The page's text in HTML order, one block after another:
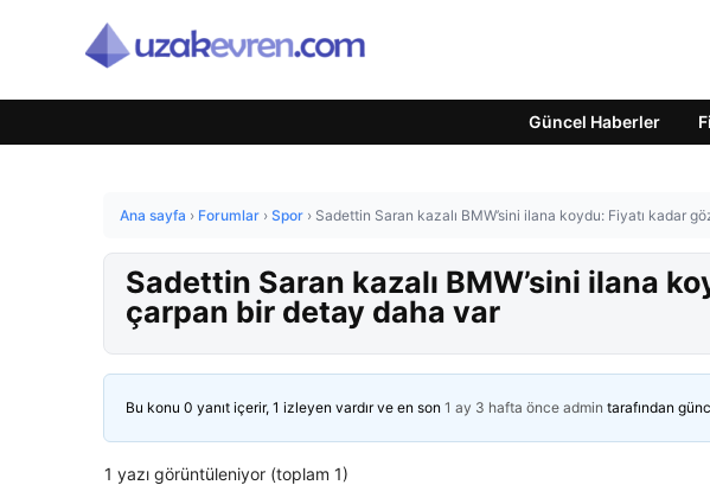
Güncel Haberler
Ana sayfa › Forumlar › Spor › Sadettin Saran kazalı BMW’sini ilana koydu: Fiyatı kadar
Sadettin Saran kazalı BMW’sini ilana
çarpan bir detay daha var
Bu konu 0 yanıt içerir, 1 izleyen vardır ve en son 1 ay 3 hafta önce admin tarafından
1 yazı görüntüleniyor (toplam 1)